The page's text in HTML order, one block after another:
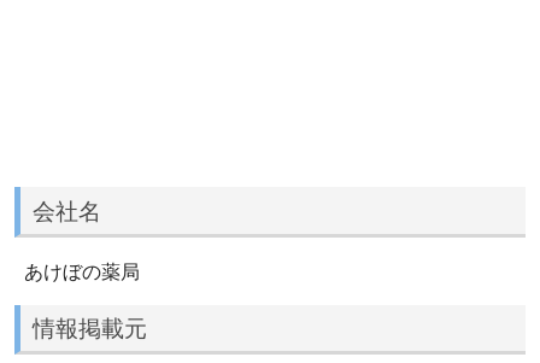
会社名
あけぼの薬局
情報掲載元